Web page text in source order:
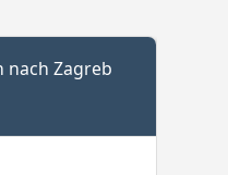
nach Zagreb